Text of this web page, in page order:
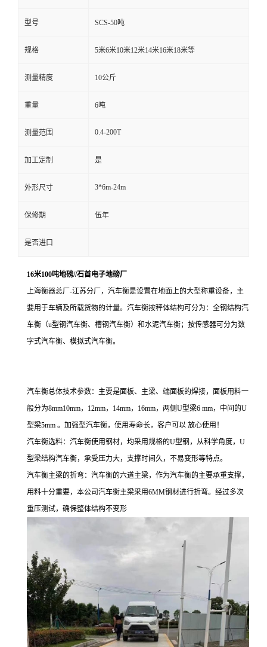
型号 SCS-50吨
规格 5米6米10米12米14米16米18米等
测量精度 10公斤
重量 6吨
测量范围 0.4-200T
加工定制 是
外形尺寸 3*6m-24m
保修期 伍年
是否进口
16米100吨地磅//石首电子地磅厂
上海衡器总厂-江苏分厂，汽车衡是设置在地面上的大型称重设备，主
要用于车辆及所载货物的计量。汽车衡按秤体结构可分为：全钢结构汽
车衡（u型钢汽车衡、槽钢汽车衡）和水泥汽车衡；按传感器可分为数
字式汽车衡、模拟式汽车衡。
汽车衡总体技术参数：主要是面板、主梁、端面板的焊接，面板用料一
般分为8mm10mm，12mm，14mm，16mm，两侧U型梁6 mm，中间的U
型梁5mm 。加强型汽车衡，使用寿命长，客户可以 放心使用！
汽车衡选料：汽车衡使用钢材，均采用规格的U型钢，从科学角度，U
型梁结构汽车衡，承受压力大，支撑时间久，不易变形等特点。
汽车衡主梁的折弯：汽车衡的六道主梁，作为汽车衡的主要承重支撑，
用料十分重要，本公司汽车衡主梁采用6MM钢材进行折弯。经过多次
重压测试，确保整体结构不变形